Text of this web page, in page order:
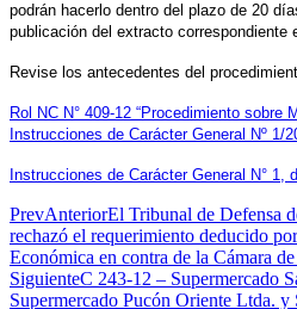
podrán hacerlo dentro del plazo de 20
publicación del extracto correspondiente
Revise los antecedentes del
Rol NC N° 409-12 “Procedimiento sobre
Instrucciones de Carácter General Nº 1/
Instrucciones de Carácter General N° 1,
PrevAnteriorEl Tribunal de Defensa
rechazó el requerimiento deducido
Económica en contra de la Cámara
SiguienteC 243-12 – Supermercado
Supermercado Pucón Oriente Ltda.